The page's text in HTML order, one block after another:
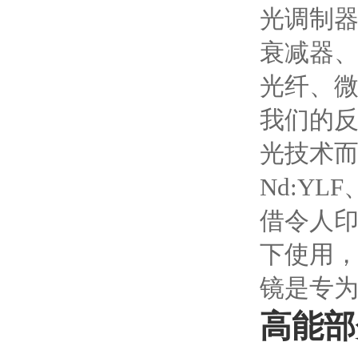
光调制
衰减器
光纤、
我们的
光技术
Nd:YLF
借令人
下使用
镜是专
高能